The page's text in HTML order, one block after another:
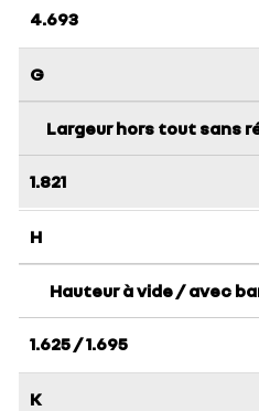
4.693
G
Largeur hors tout sans
1.821
H
Hauteur à vide / avec
1.625 / 1.695
K